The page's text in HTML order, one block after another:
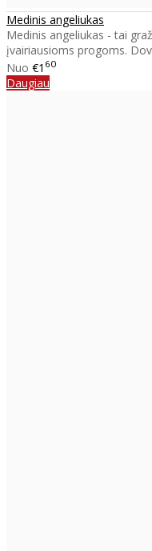
Medinis angeliukas
Medinis angeliukas - tai
įvairiausioms progoms.
Nuo €1 60
Daugiau